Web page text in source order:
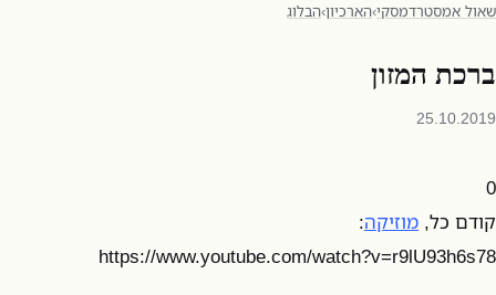
שאול אמסטרדמסקי›הארכיון›הבלוג
ברכת המזון
25.10.2019
0
קודם כל, מוזיקה:
https://www.youtube.com/watch?v=r9lU93h6s78